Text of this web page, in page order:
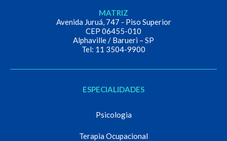
MATRIZ
Avenida Juruá, 747 - Piso Superior
CEP 06455-010
Alphaville / Barueri – SP
Tel: 11 3504-9900
ESPECIALIDADES
Psicologia
Terapia Ocupacional